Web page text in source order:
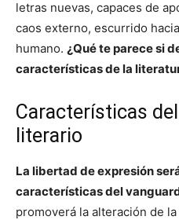
letras nuevas, capaces de
caos externo, escurrido
humano. ¿Qué te parece si
características de la
Características
literario
La libertad de expresión
características del
promoverá la alteración de